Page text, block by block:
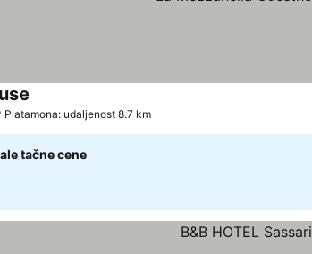
Platamona: udaljenost 8.7 km
tačne cene